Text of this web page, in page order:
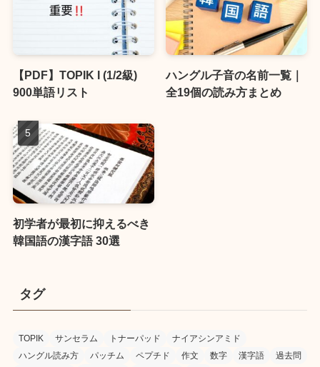
【PDF】TOPIK I (1/2級)
900単語リスト
ハングル子音の名前一覧｜
全19個の読み方まとめ
初学者が最初に抑えるべき
韓国語の漢字語 30選
タグ
TOPIK サンセラム トナーパッド
ナイアシンアミド
ハングル読み方
パッチム ペプチド 作文 数字 漢字語 過去問